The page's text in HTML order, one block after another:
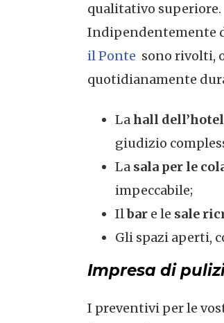
qualitativo superiore.
Indipendentemente
il Ponte sono rivolti,
quotidianamente
Lahall dell’hotel
giudizio
La sala per le
impeccabile;
Ilbar e le sale
Gli spazi aperti,
Impresa di
I preventivi per le